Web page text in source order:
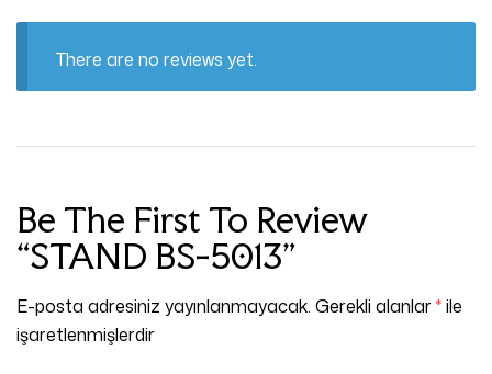
There are no reviews yet.
Be The First To Review
“STAND BS-5013”
E-posta adresiniz yayınlanmayacak. Gerekli alanlar*ile
işaretlenmişlerdir